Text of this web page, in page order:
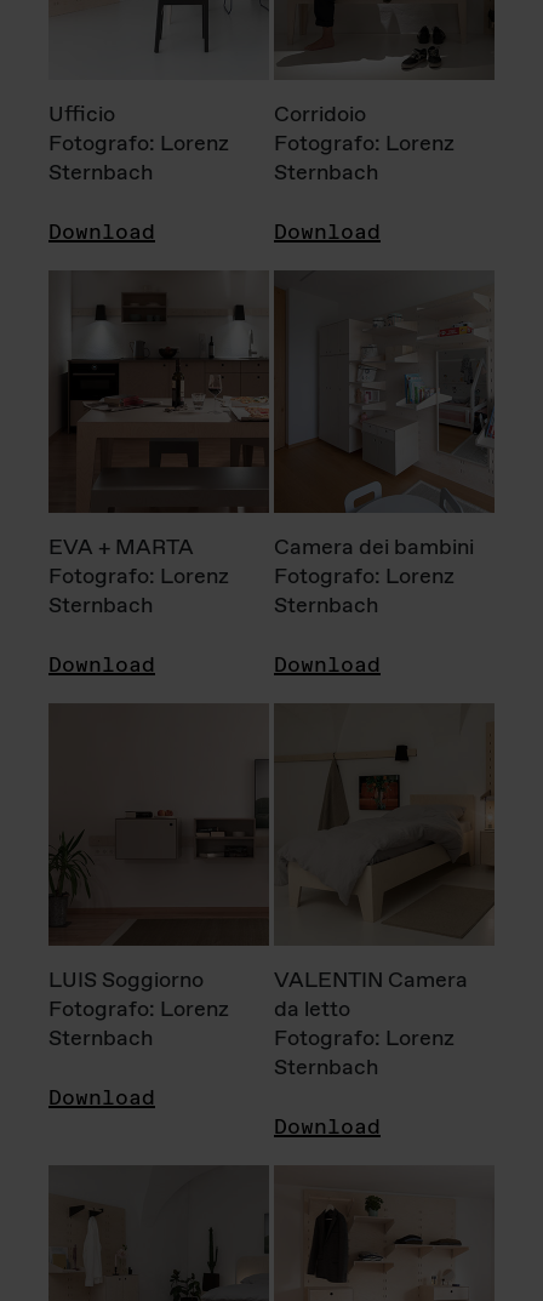
Ufficio
Fotografo: Lorenz
Sternbach
Download
Corridoio
Fotografo: Lorenz
Sternbach
Download
EVA + MARTA
Fotografo: Lorenz
Sternbach
Download
Camera dei bambini
Fotografo: Lorenz
Sternbach
Download
LUIS Soggiorno
Fotografo: Lorenz
Sternbach
Download
VALENTIN Camera
da letto
Fotografo: Lorenz
Sternbach
Download